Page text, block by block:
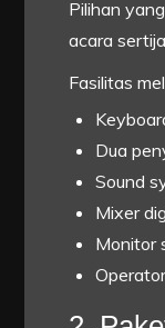
Pilihan
acara
Fasilitas
Dua
Sound
Mixer
Monitor